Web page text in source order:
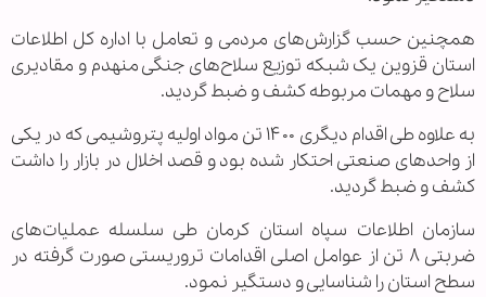
همچنین حسب گزارش‌های مردمی و تعامل با اداره کل اطلاعات
استان قزوین یک شبکه توزیع سلاح‌های جنگی منهدم و مقادیری
سلاح و مهمات مربوطه کشف و ضبط گردید.
به علاوه طی اقدام دیگری ۱۴۰۰ تن مواد اولیه پتروشیمی که در یکی
از واحدهای صنعتی احتکار شده بود و قصد اخلال در بازار را داشت
کشف و ضبط گردید.
سازمان اطلاعات سپاه استان کرمان طی سلسله عملیات‌های
ضربتی ۸ تن از عوامل اصلی اقدامات تروریستی صورت گرفته در
سطح استان را شناسایی و دستگیر نمود.